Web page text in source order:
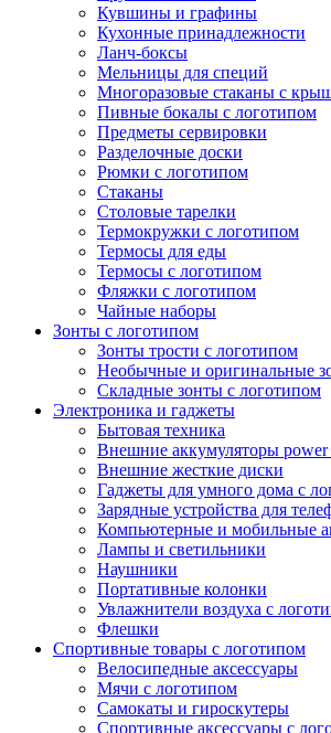
Кувшины и графины
Кухонные принадлежности
Ланч-боксы
Мельницы для специй
Многоразовые стаканы с
Пивные бокалы с логотипом
Предметы сервировки
Разделочные доски
Рюмки с логотипом
Стаканы
Столовые тарелки
Термокружки с логотипом
Термосы для еды
Термосы с логотипом
Фляжки с логотипом
Чайные наборы
Зонты с логотипом
Зонты трости с логотипом
Необычные и оригинальные
Складные зонты с логотипом
Электроника и гаджеты
Бытовая техника
Внешние аккумуляторы power
Внешние жесткие диски
Гаджеты для умного дома с
Зарядные устройства для
Компьютерные и мобильные
Лампы и светильники
Наушники
Портативные колонки
Увлажнители воздуха с
Флешки
Спортивные товары с логотипом
Велосипедные аксессуары
Мячи с логотипом
Самокаты и гироскутеры
Спортивные аксессуары с